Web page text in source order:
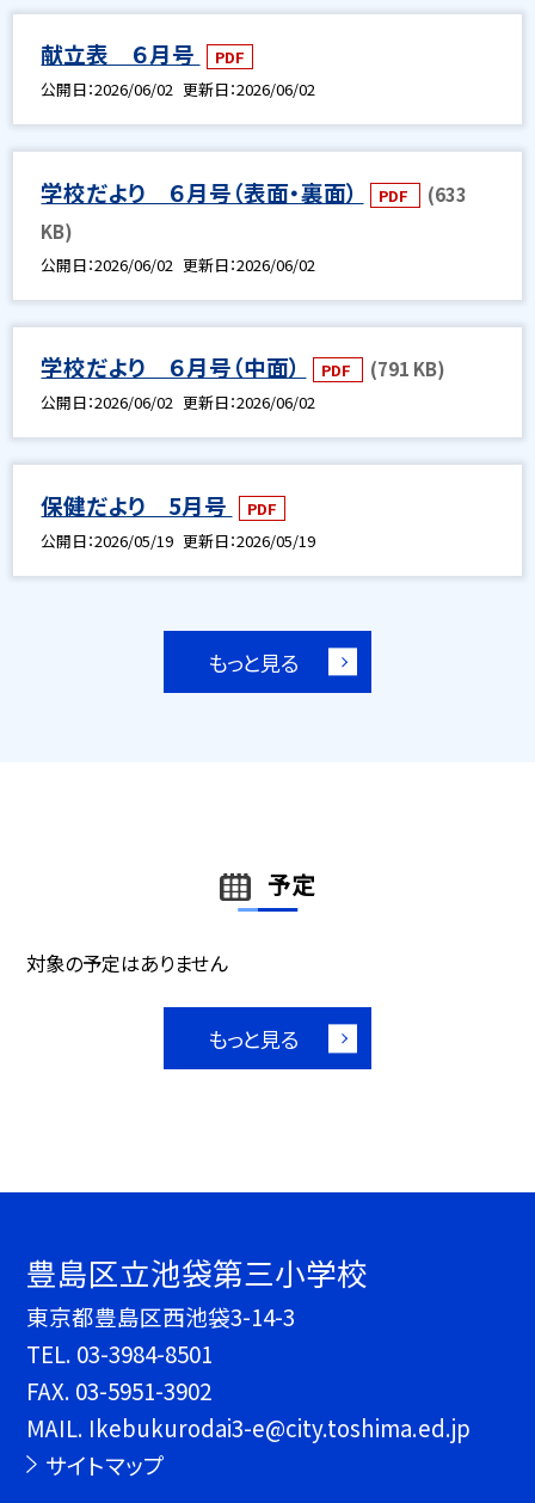
献立表 ６月号
PDF
公開日 2026/06/02 更新日 2026/06/02
学校だより ６月号（表面・裏面） PDF
(633
KB)
公開日 2026/06/02 更新日 2026/06/02
学校だより ６月号（中面） PDF (791 KB)
公開日 2026/06/02 更新日 2026/06/02
保健だより 5月号
PDF
公開日 2026/05/19 更新日 2026/05/19
もっと見る
予定
対象の予定はありません
もっと見る
豊島区立池袋第三小学校
東京都豊島区西池袋3-14-3
TEL. 03-3984-8501
FAX. 03-5951-3902
MAIL. Ikebukurodai3-e@city.toshima.ed.jp
サイトマップ